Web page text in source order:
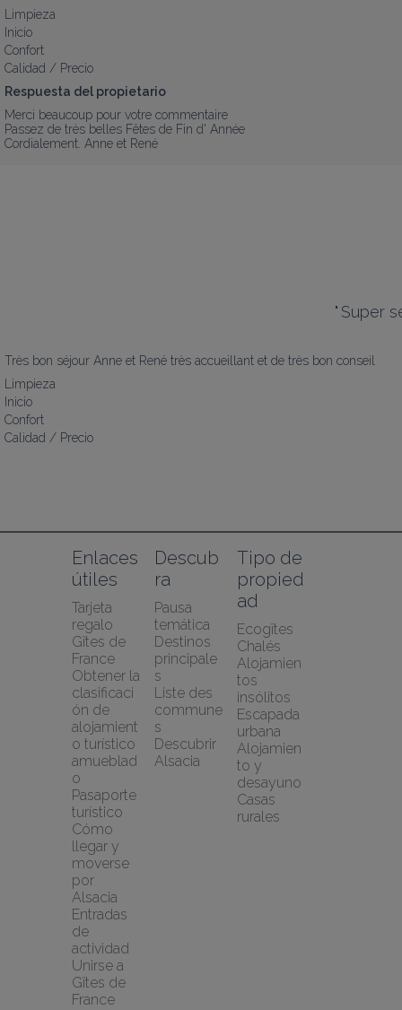
Limpieza
Inicio
Confort
Calidad / Precio
Respuesta del propietario
Merci beaucoup pour votre commentaire
Passez de très belles Fêtes de Fin d' Année
Cordialement. Anne et René
" Super
Très bon séjour Anne et René très accueillant et de très bon conseil
Limpieza
Inicio
Confort
Calidad / Precio
Enlaces
útiles
Tarjeta
regalo
Gîtes de
France
Obtener la
clasificaci
ón de
alojamient
o turístico
amueblad
o
Pasaporte
turístico
Cómo
llegar y
moverse
por
Alsacia
Entradas
de
actividad
Unirse a
Gîtes de
France
Descub
ra
Pausa
temática
Destinos
principale
s
Liste des
commune
s
Descubrir
Alsacia
Tipo de
propied
ad
Ecogîtes
Chalés
Alojamien
tos
insólitos
Escapada
urbana
Alojamien
to y
desayuno
Casas
rurales